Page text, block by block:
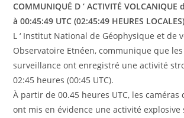
COMMUNIQUÉ D ‘ ACTIVITÉ
à 00:45:49 UTC (02:45:49 HEURES
L ‘ Institut National de Géophysique et de
Observatoire Etnéen, communique que
surveillance ont enregistré une activité
02:45 heures (00:45 UTC).
À partir de 00.45 heures UTC, les caméras
ont mis en évidence une activité